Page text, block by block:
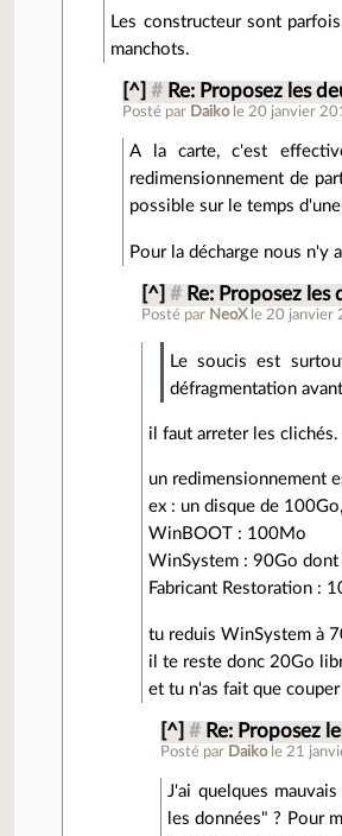
Les constructeur sont
manchots.
[^] # Re: Proposez les
Posté par Daiko le 20 janvier
A la carte, c'est
redimensionnement de
possible sur le temps
Pour la décharge nous n'y
[^] # Re: Proposez les
Posté par NeoX le 20 janvier
Le soucis est
défragmentation
il faut arreter les clichés.
un redimensionnement
ex : un disque de
WinBOOT : 100Mo
WinSystem : 90Go dont
Fabricant Restoration :
tu reduis WinSystem à
il te reste donc 20Go
et tu n'as fait que
[^] # Re: Proposez
Posté par Daiko le 21
J'ai quelques
les données" ? Pour